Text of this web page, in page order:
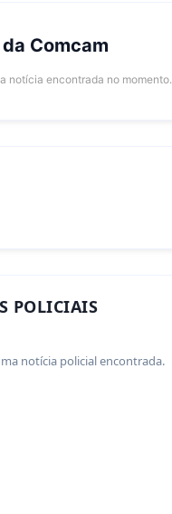
Comcam
notícia encontrada no momento.
POLICIAIS
notícia policial encontrada.